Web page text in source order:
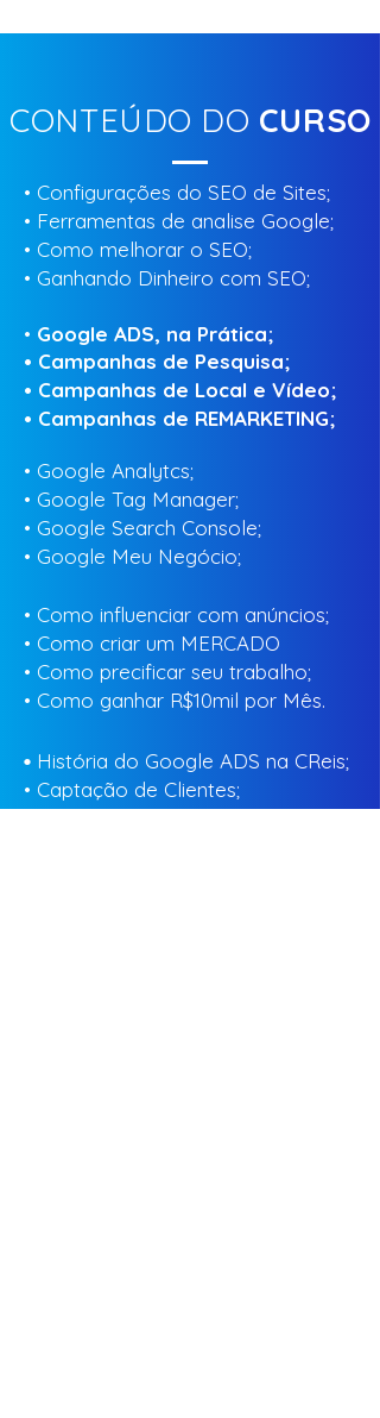
CONTEÚDO DO CURSO
• Configurações do SEO de Sites;
• Ferramentas de analise Google;
• Como melhorar o SEO;
• Ganhando Dinheiro com SEO;
​• Google ADS, na Prática;
• Campanhas de Pesquisa;
• Campanhas de Local e Vídeo;
• Campanhas de REMARKETING;
• Google Analytcs;
• Google Tag Manager;
• Google Search Console;
• Google Meu Negócio;​
​• Como influenciar com anúncios;
• Como criar um MERCADO
• Como precificar seu trabalho;
• Como ganhar R$10mil por Mês.
• História do Google ADS na CReis;
• Captação de Clientes;